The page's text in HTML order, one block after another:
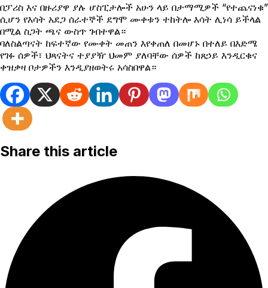
በፓሪስ እና በዙሪያዋ ያሉ ሆስፒታሎች አሁን ላይ በታማሚዎች “የተጨናነቁ”
ሲሆን የእሳት አደጋ ሰራተኞች ደግሞ ሙቀቱን ተከትሎ እሳት ሊነሳ ይችላል
በሚል ስጋት ጫና ውስጥ ገብተዋል።
ባለስልጣናት ከፍተኛው የሙቀት መጠን እየቀጠለ በመሆኑ በተለይ በእድሜ
የገፉ ሰዎች፣ ህጻናትና ተያያዥ ህመም ያለባቸው ሰዎች ከጸኃይ እንዲርቁና
ቀዝቃዛ ቦታዎችን እንዲያዘወትሩ አሳስበዋል።
Share this article